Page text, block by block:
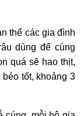
thể các gia đình
dùng để cúng
quá sẽ hao thịt,
tốt, khoảng 3